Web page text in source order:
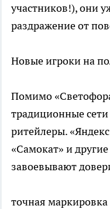
участников!), они
раздражение от
Новые игроки на
Помимо
традиционные
ритейлеры.
«Самокат» и
завоевывают
точная маркировка